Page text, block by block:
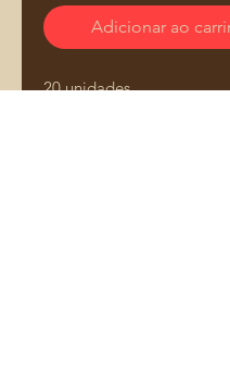
Adicionar ao
20 unidades